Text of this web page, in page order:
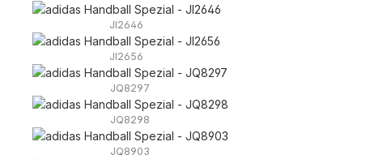
JI2646
JI2656
JQ8297
JQ8298
JQ8903